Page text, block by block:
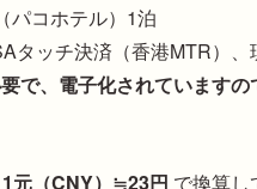
パコホテル）1泊
タッチ決済（香港MTR）、
で、電子化されていますの
1元（CNY）≒23円 で換算し